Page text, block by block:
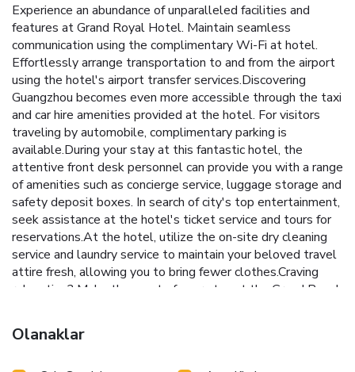
Experience an abundance of unparalleled facilities and
features at Grand Royal Hotel. Maintain seamless
communication using the complimentary Wi-Fi at hotel.
Effortlessly arrange transportation to and from the airport
using the hotel's airport transfer services.Discovering
Guangzhou becomes even more accessible through the taxi
and car hire amenities provided at the hotel. For visitors
traveling by automobile, complimentary parking is
available.During your stay at this fantastic hotel, the
attentive front desk personnel can provide you with a range
of amenities such as concierge service, luggage storage and
safety deposit boxes. In search of city's top entertainment,
seek assistance at the hotel's ticket service and tours for
reservations.At the hotel, utilize the on-site dry cleaning
service and laundry service to maintain your beloved travel
attire fresh, allowing you to bring fewer clothes.Craving
relaxation? Make the most of your stay at the Grand Royal
room service and daily housekeeping at your disposal. For
all your minor, last-minute requirements, the convenience
Olanaklar